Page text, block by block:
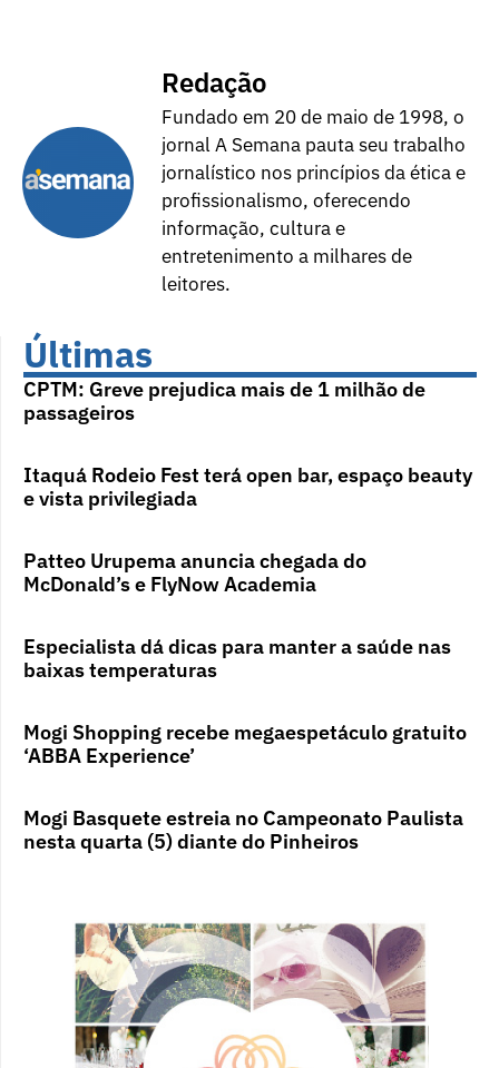
Redação
Fundado em 20 de maio de 1998, o
jornal A Semana pauta seu trabalho
jornalístico nos princípios da ética e
profissionalismo, oferecendo
informação, cultura e
entretenimento a milhares de
leitores.
Últimas
CPTM: Greve prejudica mais de 1 milhão de
passageiros
Itaquá Rodeio Fest terá open bar, espaço beauty
e vista privilegiada
Patteo Urupema anuncia chegada do
McDonald’s e FlyNow Academia
Especialista dá dicas para manter a saúde nas
baixas temperaturas
Mogi Shopping recebe megaespetáculo gratuito
‘ABBA Experience’
Mogi Basquete estreia no Campeonato Paulista
nesta quarta (5) diante do Pinheiros